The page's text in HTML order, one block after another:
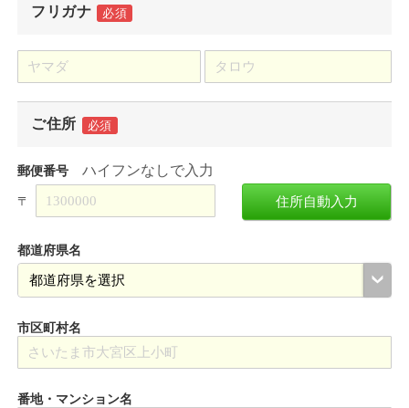
フリガナ 必須
ご住所 必須
郵便番号 ハイフンなしで入力
〒 住所自動入力
都道府県名
市区町村名
番地・マンション名